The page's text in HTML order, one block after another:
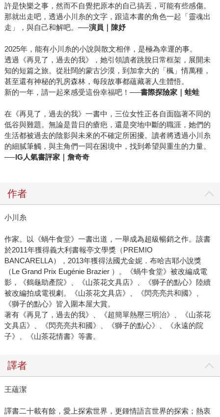
許是快樂之事，然而不自覺把原本的自己搞丟，可能有些感傷。
那就出走吧，透過小川糸的文字，跟這本書的角色一起「靈魂出
走」，與自己和解吧。 ──演員｜陳妤
2025年，能有小川糸的小說與散文相伴，是極為幸運的事。
透過《再見了，過去的我》，她引領讀者跳脫日常框架，展開未
知的短篇之旅。從壯闊的蒙古沙漠，到加拿大的「楓」情萬種，
甚至還有神秘的乳房森林，每段故事都蘊藏著人生體悟。
新的一年，請一起來感受這份幸福吧！ ──書際探險家｜蛙蛙
在《再見了，過去的我》一書中，三位女性正各自面臨著不同的
低谷與難題。無論是昔日的瘡疤，還是突地中斷的職涯，她們的
生活都被過去的陰影與未來的不確定所困擾。讀者將透過小川糸
的細膩筆觸，與主角們一同在困境中，找到希望與重生的力量。
──IG人氣書評家｜詹奇奇
作者
小川糸
作家。以《蝸牛食堂》一書出道，一舉成為超級暢銷之作。該書
於2011年獲得義大利書報亭文學獎（PREMIO
BANCARELLA），2013年獲得法國尤金妮．布哈吉耶小說獎
（Le Grand Prix Eugénie Brazier ）。《蝸牛食堂》被改編成電
影，《鶴龜助產院》、《山茶花文具店》、《獅子的點心》陸續
被改編拍成電視劇。《山茶花文具店》、《閃亮亮共和國》、
《獅子的點心》皆入圍本屋大賞。
著有《再見了，過去的我》、《超簡單熱壓三明治》、《山茶花
文具店》、《閃亮亮共和國》、《獅子的點心》、《永遠的院
子》、《山茶花情書》等書。
譯者
王蘊潔
譯書二十載有餘，愛上探索世界，更鍾情語言世界的探索；熱衷